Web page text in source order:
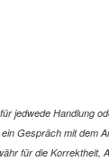
jedwede Handlung
Gespräch mit
für die